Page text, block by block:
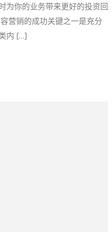
为你的业务带来更好的投资回
营销的成功关键之一是充分
内 […]